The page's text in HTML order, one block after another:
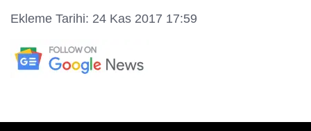
Ekleme Tarihi: 24 Kas 2017 17:59